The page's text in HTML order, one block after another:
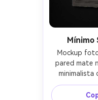
Mínimo
Mockup
pared mate
minimalista
brillante
tipografía